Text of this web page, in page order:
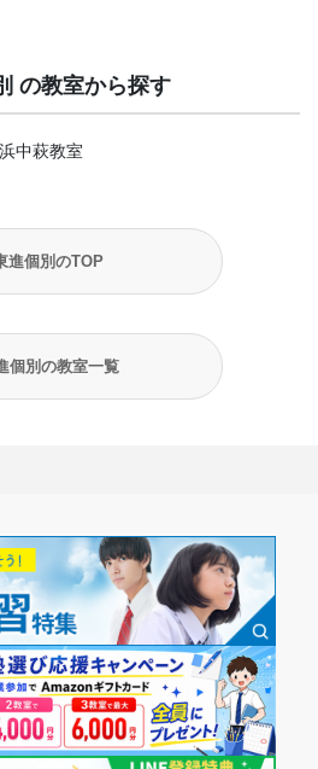
の教室から探す
中萩教室
進個別のTOP
個別の教室一覧